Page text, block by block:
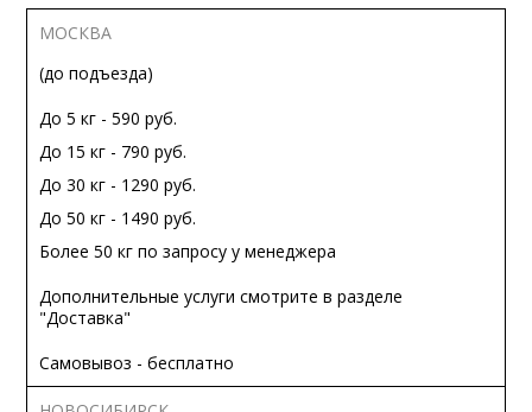
МОСКВА
(до подъезда)
До 5 кг - 590 руб.
До 15 кг - 790 руб.
До 30 кг - 1290 руб.
До 50 кг - 1490 руб.
Более 50 кг по запросу у менеджера
Дополнительные услуги смотрите в разделе
"Доставка"
Самовывоз - бесплатно